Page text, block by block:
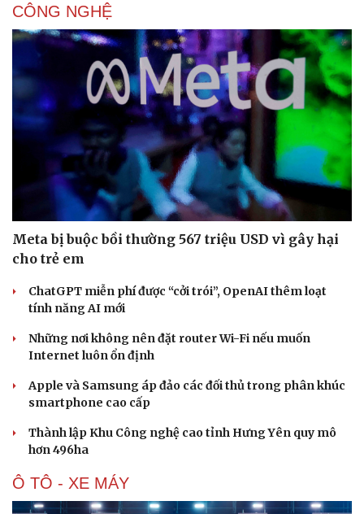
CÔNG NGHỆ
Meta bị buộc bồi thường 567 triệu USD vì gây hại
cho trẻ em
ChatGPT miễn phí được “cởi trói”, OpenAI thêm loạt
tính năng AI mới
Những nơi không nên đặt router Wi-Fi nếu muốn
Internet luôn ổn định
Apple và Samsung áp đảo các đối thủ trong phân khúc
smartphone cao cấp
Thành lập Khu Công nghệ cao tỉnh Hưng Yên quy mô
hơn 496ha
Ô TÔ - XE MÁY